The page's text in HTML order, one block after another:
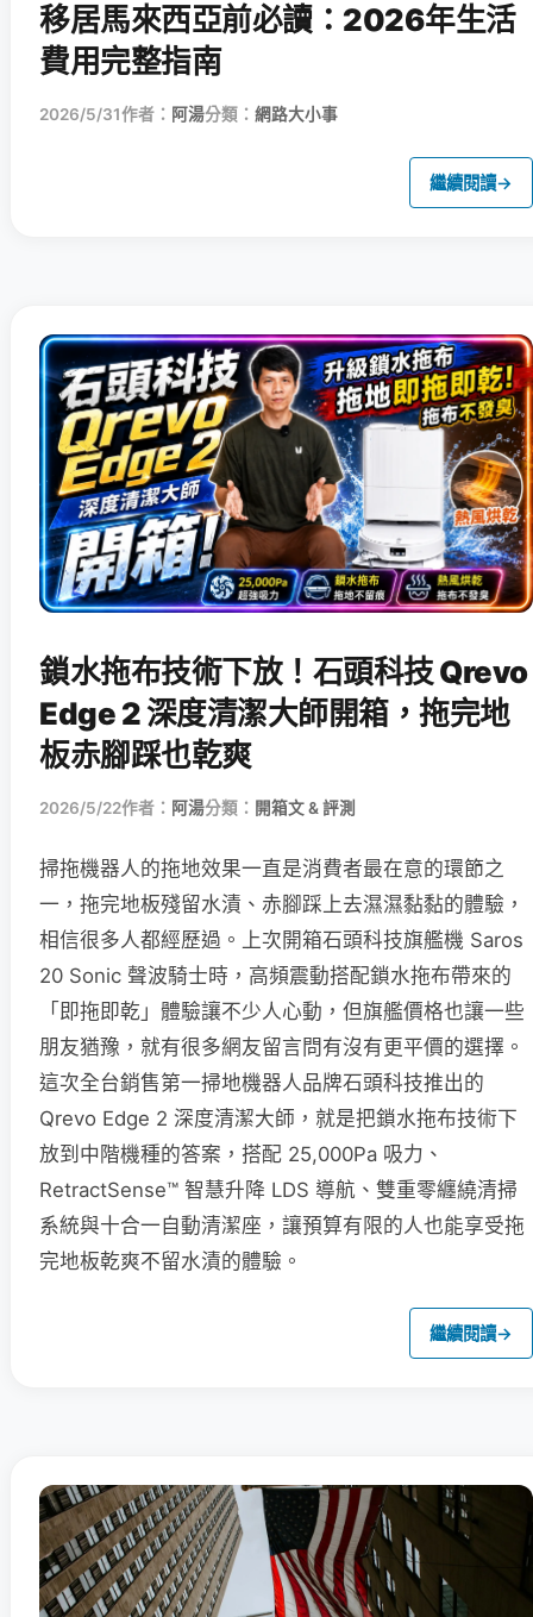
移居馬來西亞前必讀：2026年生活
費用完整指南
2026/5/31作者： 阿湯分類： 網路大小事
繼續閱讀→
鎖水拖布技術下放！石頭科技 Qrevo
Edge 2 深度清潔大師開箱，拖完地
板赤腳踩也乾爽
2026/5/22作者： 阿湯分類： 開箱文 & 評測
掃拖機器人的拖地效果一直是消費者最在意的環節之
一，拖完地板殘留水漬、赤腳踩上去濕濕黏黏的體驗，
相信很多人都經歷過。上次開箱石頭科技旗艦機 Saros
20 Sonic 聲波騎士時，高頻震動搭配鎖水拖布帶來的
「即拖即乾」體驗讓不少人心動，但旗艦價格也讓一些
朋友猶豫，就有很多網友留言問有沒有更平價的選擇。
這次全台銷售第一掃地機器人品牌石頭科技推出的
Qrevo Edge 2 深度清潔大師，就是把鎖水拖布技術下
放到中階機種的答案，搭配 25,000Pa 吸力、
RetractSense™ 智慧升降 LDS 導航、雙重零纏繞清掃
系統與十合一自動清潔座，讓預算有限的人也能享受拖
完地板乾爽不留水漬的體驗。
繼續閱讀→